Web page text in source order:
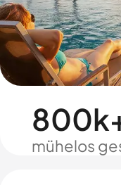
mühelos